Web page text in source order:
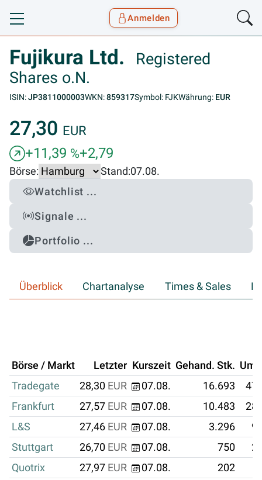
Toggle navigation
Anmelden
Fujikura Ltd.
Registered
Shares o.N.
ISIN:JP3811000003WKN:859317Symbol: FJKWährung: EUR
27,30 EUR
+11,39 %+2,79
Börse: Stand:07.08.
Watchlist ...
Signale ...
Portfolio ...
Überblick Chartanalyse Times & Sales
Börse / Markt Letzter Kurszeit Gehand. Stk.
Tradegate
28,30 EUR 07.08. 16.693
Frankfurt
27,57 EUR 07.08. 10.483
L&S
27,46 EUR 07.08. 3.296
Stuttgart
26,70 EUR 07.08. 750
Quotrix
27,97 EUR 07.08. 202